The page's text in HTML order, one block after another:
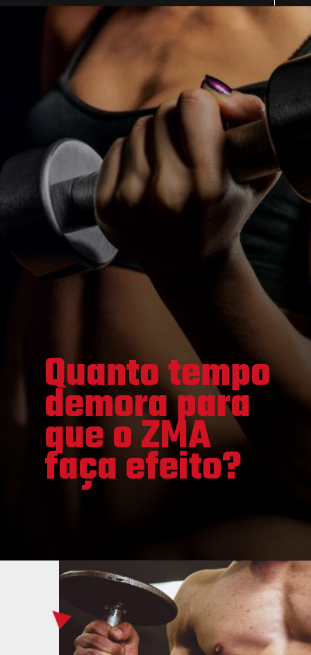
Quanto tempo
demora para
que o ZMA
faça efeito?